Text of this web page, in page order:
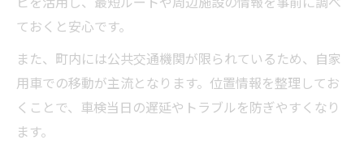
ておくと安心です。
また、町内には公共交通機関が限られているため、自家
用車での移動が主流となります。位置情報を整理してお
くことで、車検当日の遅延やトラブルを防ぎやすくなり
ます。